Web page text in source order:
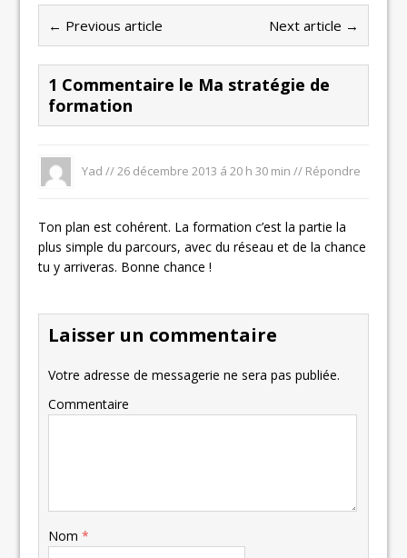
← Previous article Next article →
1 Commentaire le Ma stratégie de
formation
Yad // 26 décembre 2013 á 20 h 30 min // Répondre
Ton plan est cohérent. La formation c’est la partie la
plus simple du parcours, avec du réseau et de la chance
tu y arriveras. Bonne chance !
Laisser un commentaire
Votre adresse de messagerie ne sera pas publiée.
Commentaire
Nom*